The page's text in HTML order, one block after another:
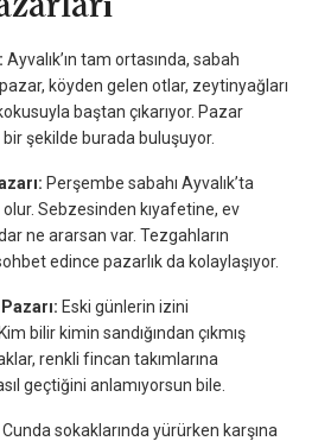
Ayvalık’ın tam ortasında, sabah
köyden gelen otlar, zeytinyağları
baştan çıkarıyor. Pazar
bir şekilde burada buluşuyor.
Perşembe sabahı Ayvalık’ta
olur. Sebzesinden kıyafetine, ev
ne ararsan var. Tezgahların
edince pazarlık da kolaylaşıyor.
Eski günlerin izini
bilir kimin sandığından çıkmış
renkli fincan takımlarına
geçtiğini anlamıyorsun bile.
Cunda sokaklarında yürürken karşına